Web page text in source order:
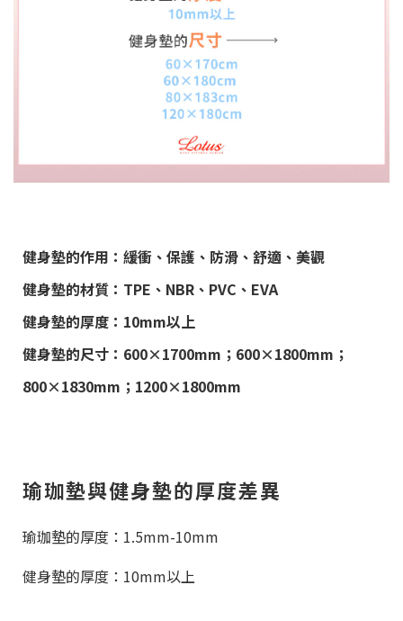
健身墊的作用：緩衝、保護、防滑、舒適、美觀
健身墊的材質：TPE、NBR、PVC、EVA
健身墊的厚度：10mm以上
健身墊的尺寸：600×1700mm；600×1800mm；
800×1830mm；1200×1800mm
瑜珈墊與健身墊的厚度差異
瑜珈墊的厚度：1.5mm-10mm
健身墊的厚度：10mm以上